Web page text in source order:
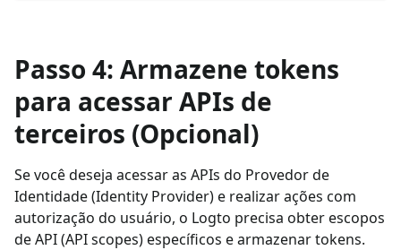
Passo 4: Armazene tokens
para acessar APIs de
terceiros (Opcional)
Se você deseja acessar as APIs do Provedor de
Identidade (Identity Provider) e realizar ações com
autorização do usuário, o Logto precisa obter escopos
de API (API scopes) específicos e armazenar tokens.